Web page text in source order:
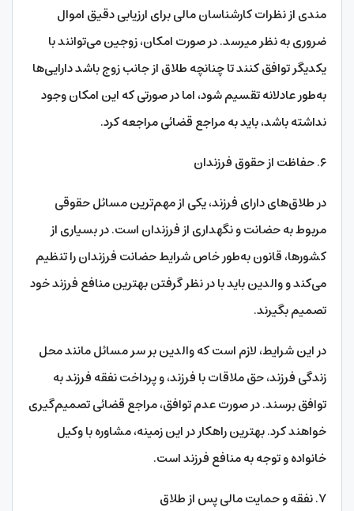
مندی از نظرات کارشناسان مالی برای ارزیابی دقیق اموال
ضروری به نظر میرسد. در صورت امکان، زوجین می‌توانند با
یکدیگر توافق کنند تا چنانچه طلاق از جانب زوج باشد دارایی‌ها
به‌طور عادلانه تقسیم شود، اما در صورتی که این امکان وجود
نداشته باشد، باید به مراجع قضائی مراجعه کرد.
۶. حفاظت از حقوق فرزندان
در طلاق‌های دارای فرزند، یکی از مهم‌ترین مسائل حقوقی
مربوط به حضانت و نگهداری از فرزندان است. در بسیاری از
کشورها، قانون به‌طور خاص شرایط حضانت فرزندان را تنظیم
می‌کند و والدین باید با در نظر گرفتن بهترین منافع فرزند خود
تصمیم بگیرند.
در این شرایط، لازم است که والدین بر سر مسائل مانند محل
زندگی فرزند، حق ملاقات با فرزند، و پرداخت نفقه فرزند به
توافق برسند. در صورت عدم توافق، مراجع قضائی تصمیم‌گیری
خواهند کرد. بهترین راهکار در این زمینه، مشاوره با وکیل
خانواده و توجه به منافع فرزند است.
۷. نفقه و حمایت مالی پس از طلاق